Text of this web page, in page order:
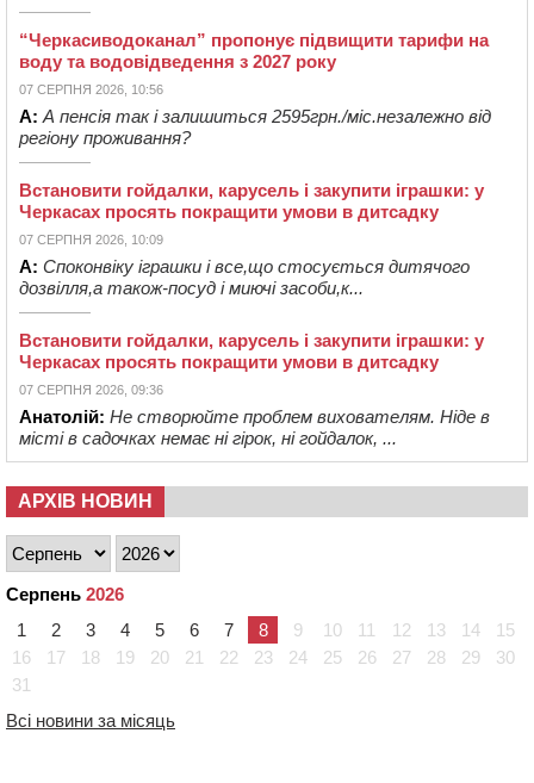
“Черкасиводоканал” пропонує підвищити тарифи на
воду та водовідведення з 2027 року
07 СЕРПНЯ 2026, 10:56
А: А пенсія так і залишиться 2595грн./міс.незалежно від
регіону проживання?
Встановити гойдалки, карусель і закупити іграшки: у
Черкасах просять покращити умови в дитсадку
07 СЕРПНЯ 2026, 10:09
А: Споконвіку іграшки і все,що стосується дитячого
дозвілля,а також-посуд і миючі засоби,к...
Встановити гойдалки, карусель і закупити іграшки: у
Черкасах просять покращити умови в дитсадку
07 СЕРПНЯ 2026, 09:36
Анатолій: Не створюйте проблем вихователям. Ніде в
місті в садочках немає ні гірок, ні гойдалок, ...
АРХІВ НОВИН
Серпень 2026
1
2 3 4 5 6 7 8 9 10 11 12 13 14
15
16
17 18 19 20 21 22 23 24 25 26 27 28 29
30
31
Всі новини за місяць